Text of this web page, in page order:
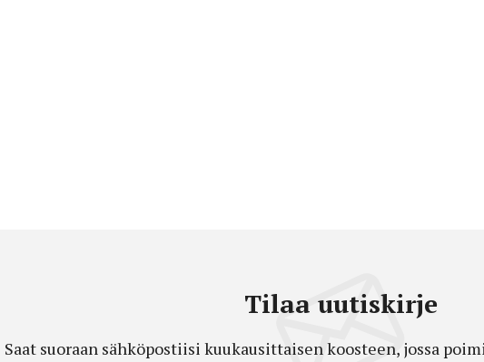
Tilaa uutiskirje
Saat suoraan sähköpostiisi kuukausittaisen koosteen, jossa